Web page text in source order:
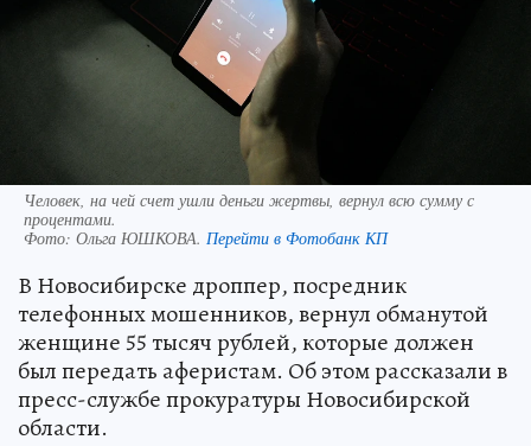
Человек, на чей счет ушли деньги жертвы, вернул всю сумму с
процентами.
Фото: Ольга ЮШКОВА. Перейти в Фотобанк КП
В Новосибирске дроппер, посредник
телефонных мошенников, вернул обманутой
женщине 55 тысяч рублей, которые должен
был передать аферистам. Об этом рассказали в
пресс-службе прокуратуры Новосибирской
области.